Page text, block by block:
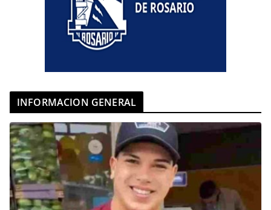
INFORMACION GENERAL